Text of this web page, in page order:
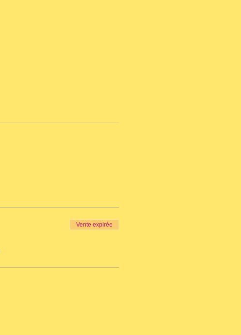
Vente expirée